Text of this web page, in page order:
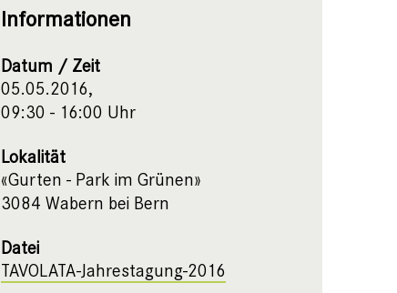
Informationen
Datum / Zeit
05.05.2016,
09:30 - 16:00 Uhr
Lokalität
«Gurten - Park im Grünen»
3084 Wabern bei Bern
Datei
TAVOLATA-Jahrestagung-2016